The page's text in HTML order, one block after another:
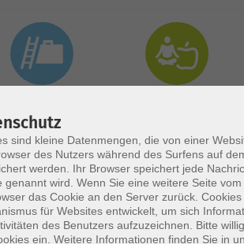
sind kleine Datenmengen, die von einer
des Nutzers während des Surfens auf
werden. Ihr Browser speichert jede
genannt wird. Wenn Sie eine weitere Seite
das Cookie an den Server zurück.
für Websites entwickelt, um sich
des Benutzers aufzuzeichnen. Bitte
ein. Weitere Informationen finden Sie in